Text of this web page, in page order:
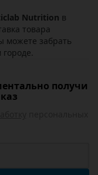
Nutrition в
товара
можете забрать
получи